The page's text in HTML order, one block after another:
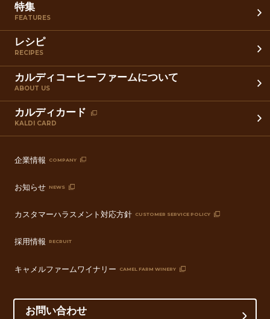
特集
FEATURES
レシピ
RECIPES
カルディコーヒーファームについて
ABOUT US
カルディカード
KALDI CARD
企業情報 COMPANY
お知らせ NEWS
カスタマーハラスメント対応方針 CUSTOMER SERVICE POLICY
採用情報 RECRUIT
キャメルファームワイナリー CAMEL FARM WINERY
お問い合わせ